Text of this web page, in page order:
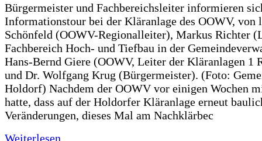
Bürgermeister und Fachbereichsleiter informieren
Informationstour bei der Kläranlage des OOWV, von
Schönfeld (OOWV-Regionalleiter), Markus Richter
Fachbereich Hoch- und Tiefbau in der
Hans-Bernd Giere (OOWV, Leiter der Kläranlagen 1
und Dr. Wolfgang Krug (Bürgermeister). (Foto:
Holdorf) Nachdem der OOWV vor einigen Wochen
hatte, dass auf der Holdorfer Kläranlage erneut
Veränderungen, dieses Mal am Nachklärbec
Weiterlesen